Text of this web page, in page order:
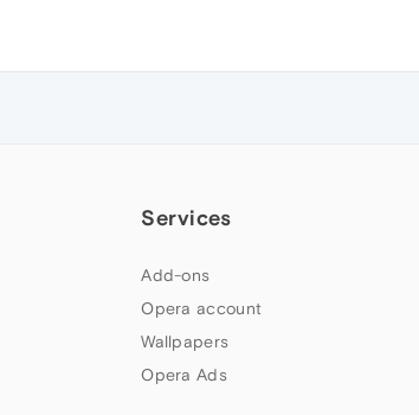
Services
Add-ons
Opera account
Wallpapers
Opera Ads